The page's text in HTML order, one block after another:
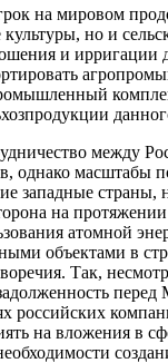
на мировом
но и
и
между
однако
страны,
на
атомной
объектами в
Так,
российских
на вложения в